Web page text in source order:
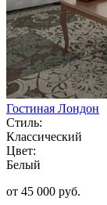
Гостиная Лондон
Стиль:
Классический
Цвет:
Белый
от 45 000 руб.